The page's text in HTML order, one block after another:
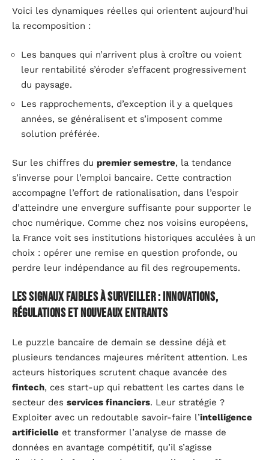
Voici les dynamiques réelles qui orientent aujourd’hui
la recomposition :
Les banques qui n’arrivent plus à croître ou voient
leur rentabilité s’éroder s’effacent progressivement
du paysage.
Les rapprochements, d’exception il y a quelques
années, se généralisent et s’imposent comme
solution préférée.
Sur les chiffres du premier semestre, la tendance
s’inverse pour l’emploi bancaire. Cette contraction
accompagne l’effort de rationalisation, dans l’espoir
d’atteindre une envergure suffisante pour supporter le
choc numérique. Comme chez nos voisins européens,
la France voit ses institutions historiques acculées à un
choix : opérer une remise en question profonde, ou
perdre leur indépendance au fil des regroupements.
Les signaux faibles à surveiller : innovations,
régulations et nouveaux entrants
Le puzzle bancaire de demain se dessine déjà et
plusieurs tendances majeures méritent attention. Les
acteurs historiques scrutent chaque avancée des
fintech, ces start-up qui rebattent les cartes dans le
secteur des services financiers. Leur stratégie ?
Exploiter avec un redoutable savoir-faire l’intelligence
artificielle et transformer l’analyse de masse de
données en avantage compétitif, qu’il s’agisse